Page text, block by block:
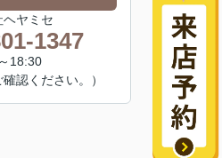
ヤミセ
1347
18:30
認ください。）